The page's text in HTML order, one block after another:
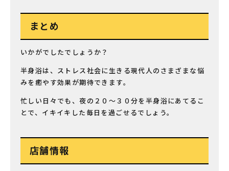
まとめ
いかがでしたでしょうか？
半身浴は、ストレス社会に生きる現代人のさまざまな悩
みを癒やす効果が期待できます。
忙しい日々でも、夜の２０〜３０分を半身浴にあてるこ
とで、イキイキした毎日を過ごせるでしょう。
店舗情報